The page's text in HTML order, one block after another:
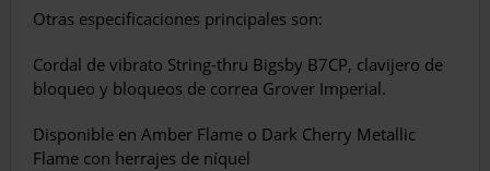
Otras especificaciones principales son:
Cordal de vibrato String-thru Bigsby B7CP, clavijero de
bloqueo y bloqueos de correa Grover Imperial.
Disponible en Amber Flame o Dark Cherry Metallic
Flame con herrajes de níquel